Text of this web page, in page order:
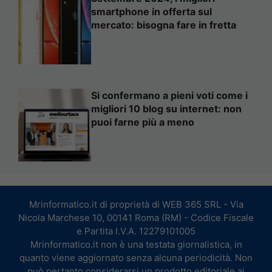
smartphone in offerta sul
mercato: bisogna fare in fretta
Si confermano a pieni voti come i
migliori 10 blog su internet: non
puoi farne più a meno
Mrinformatico.it di proprietà di WEB 365 SRL - Via
Nicola Marchese 10, 00141 Roma (RM) - Codice Fiscale
e Partita I.V.A. 12279101005
Mrinformatico.it non è una testata giornalistica, in
quanto viene aggiornato senza alcuna periodicità. Non